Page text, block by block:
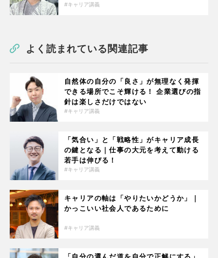
キャリア講義
よく読まれている関連記事
自然体の自分の「良さ」が無理なく発揮
できる場所でこそ輝ける！ 企業選びの指
針は楽しさだけではない
キャリア講義
「気合い」と「戦略性」がキャリア成長
の鍵となる｜仕事の大元を考えて動ける
若手は伸びる！
キャリア講義
キャリアの軸は「やりたいかどうか」｜
かっこいい社会人であるために
キャリア講義
「自分の選んだ道を自分で正解にする」